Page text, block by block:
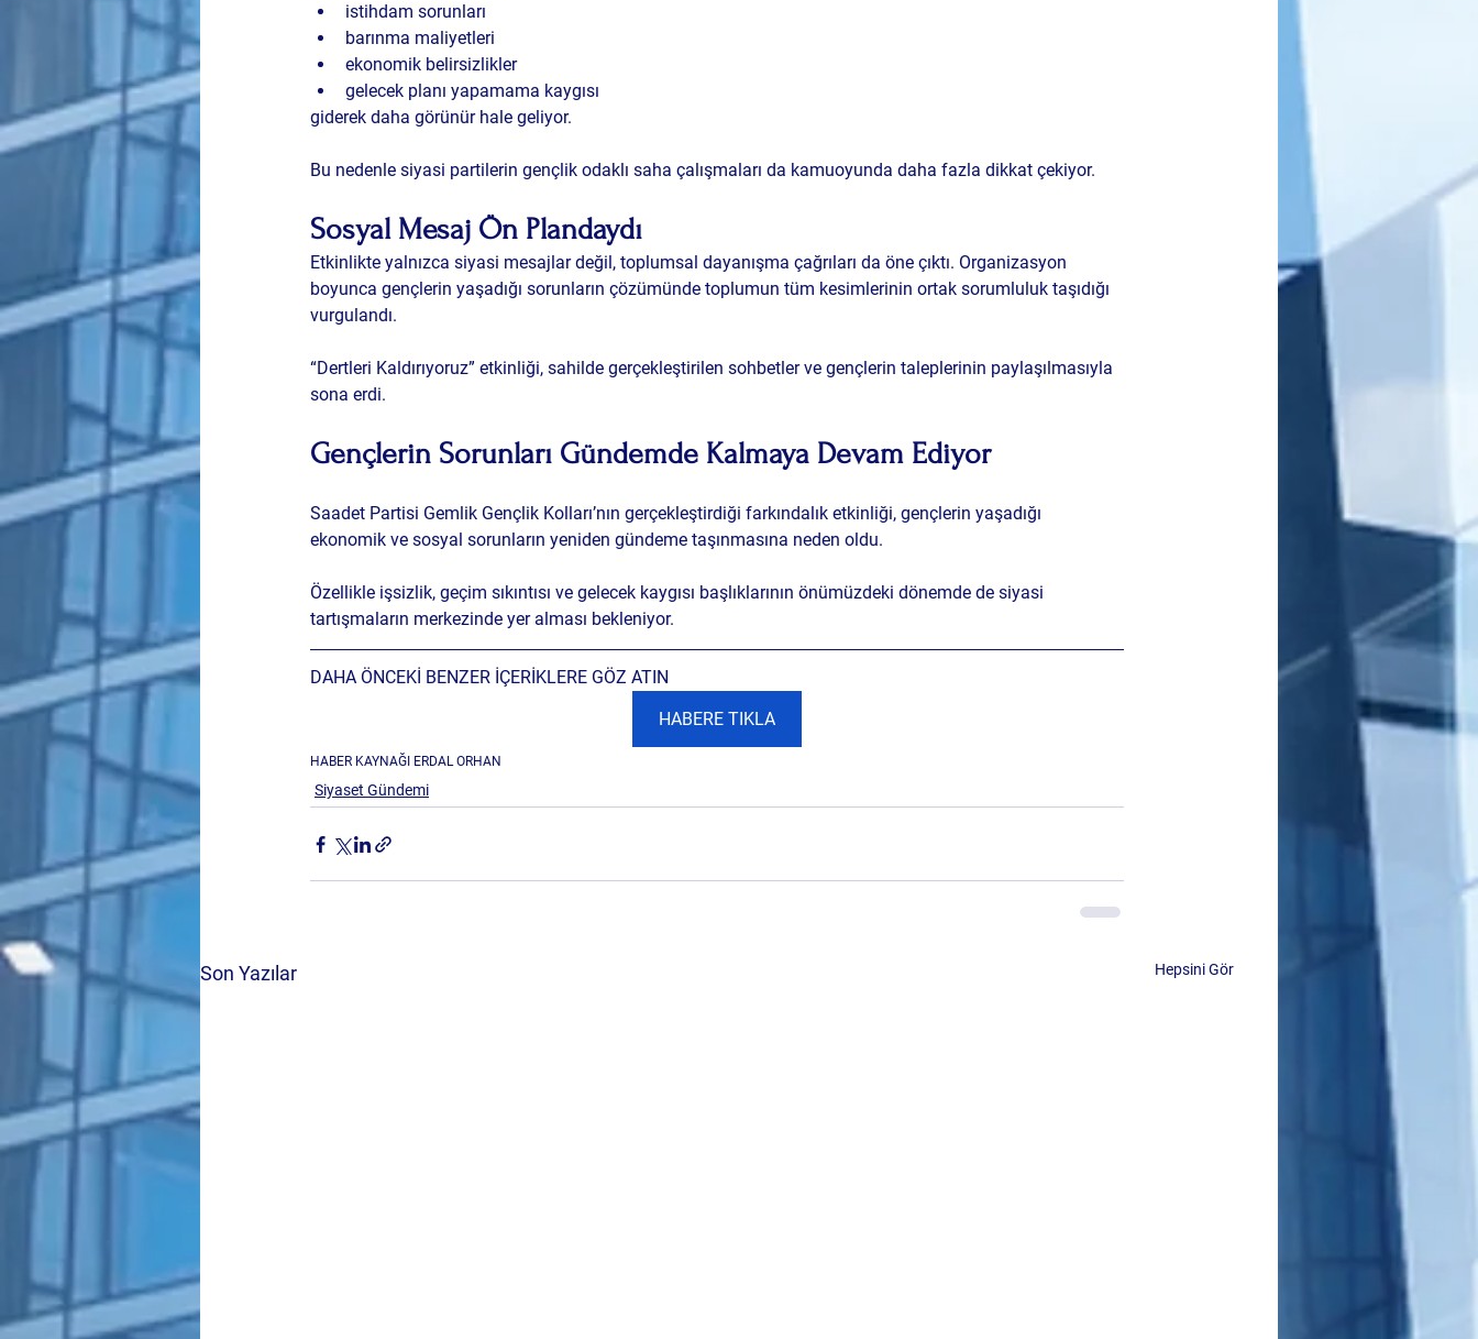
istihdam sorunları
barınma maliyetleri
ekonomik belirsizlikler
gelecek planı yapamama kaygısı
giderek daha görünür hale geliyor.
Bu nedenle siyasi partilerin gençlik odaklı saha çalışmaları da kamuoyunda daha fazla dikkat çekiyor.
Sosyal Mesaj Ön Plandaydı
Etkinlikte yalnızca siyasi mesajlar değil, toplumsal dayanışma çağrıları da öne çıktı. Organizasyon
boyunca gençlerin yaşadığı sorunların çözümünde toplumun tüm kesimlerinin ortak sorumluluk taşıdığı
vurgulandı.
“Dertleri Kaldırıyoruz” etkinliği, sahilde gerçekleştirilen sohbetler ve gençlerin taleplerinin paylaşılmasıyla
sona erdi.
Gençlerin Sorunları Gündemde Kalmaya Devam Ediyor
Saadet Partisi Gemlik Gençlik Kolları’nın gerçekleştirdiği farkındalık etkinliği, gençlerin yaşadığı
ekonomik ve sosyal sorunların yeniden gündeme taşınmasına neden oldu.
Özellikle işsizlik, geçim sıkıntısı ve gelecek kaygısı başlıklarının önümüzdeki dönemde de siyasi
tartışmaların merkezinde yer alması bekleniyor.
DAHA ÖNCEKİ BENZER İÇERİKLERE GÖZ ATIN
HABERE TIKLA
HABER KAYNAĞI ERDAL ORHAN
Siyaset Gündemi
Son Yazılar Hepsini Gör